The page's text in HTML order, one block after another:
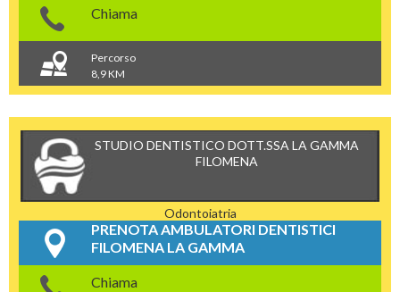
Chiama
Percorso
8,9 KM
STUDIO DENTISTICO DOTT.SSA LA GAMMA
FILOMENA
Odontoiatria
PRENOTA AMBULATORI DENTISTICI
FILOMENA LA GAMMA
Chiama